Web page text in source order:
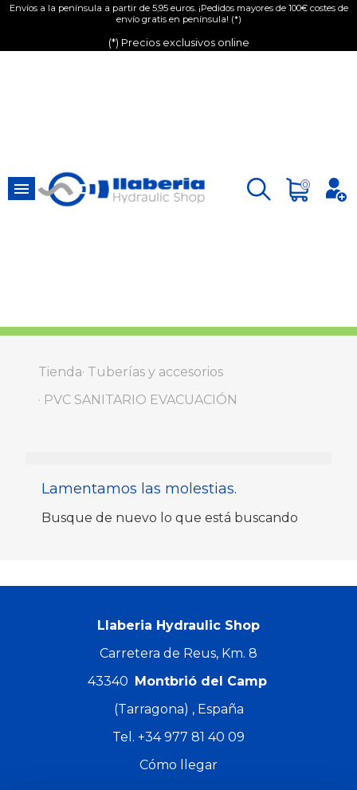
Envíos a la península a partir de 5,95 euros. ¡Pedidos mayores de 100€ costes de
envío gratis en península! (*)
(*) Precios exclusivos online
 0
Tienda Tuberías y accesorios
PVC SANITARIO EVACUACIÓN
Lamentamos las molestias.
Busque de nuevo lo que está buscando
Llaberia Hydraulic Shop
Carretera de Reus, Km. 8
43340 Montbrió del Camp
(Tarragona) , España
Tel. +34 977 81 40 09
Cómo llegar